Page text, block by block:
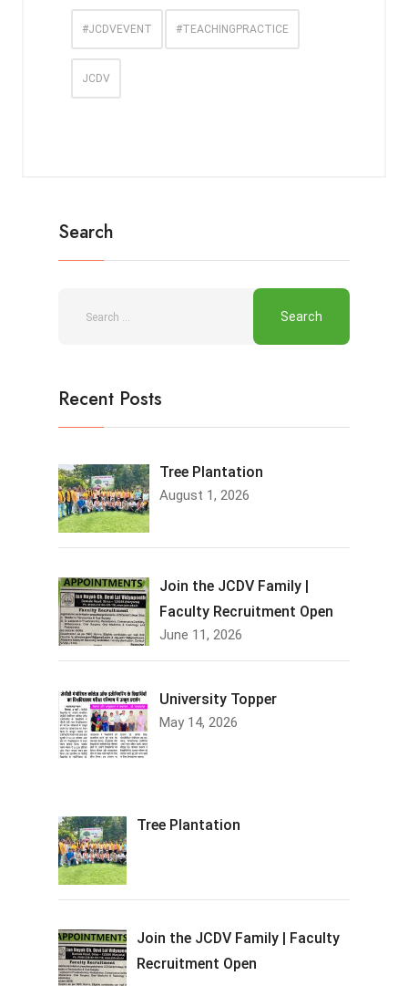
#JCDVEVENT #TEACHINGPRACTICE
JCDV
Search
Recent Posts
Tree Plantation
August 1, 2026
Join the JCDV Family |
Faculty Recruitment Open
June 11, 2026
University Topper
May 14, 2026
Tree Plantation
Join the JCDV Family | Faculty
Recruitment Open